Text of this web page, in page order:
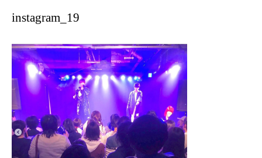
instagram_19